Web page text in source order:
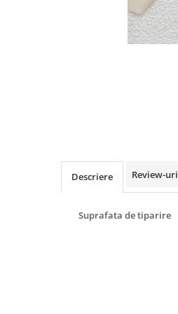
2021 Crăciun
Descriere Review-uri
Suprafata de tiparire